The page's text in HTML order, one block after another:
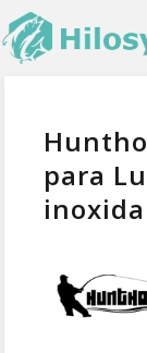
para